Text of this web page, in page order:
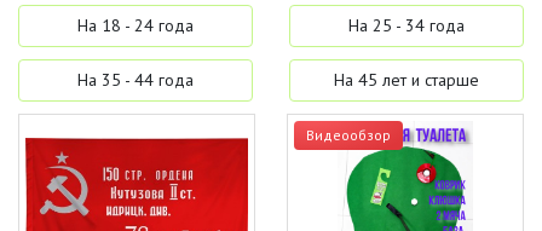
На 18 - 24 года На 25 - 34 года
На 35 - 44 года На 45 лет и старше
Видеообзор